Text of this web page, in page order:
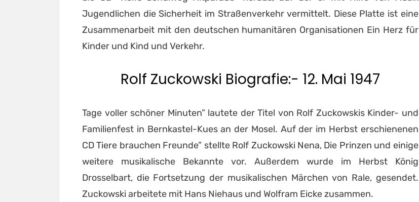
Jugendlichen die Sicherheit im Straßenverkehr vermittelt. Diese Platte ist eine
Zusammenarbeit mit den deutschen humanitären Organisationen Ein Herz für
Kinder und Kind und Verkehr.
Rolf Zuckowski Biografie:- 12. Mai 1947
Tage voller schöner Minuten” lautete der Titel von Rolf Zuckowskis Kinder- und
Familienfest in Bernkastel-Kues an der Mosel. Auf der im Herbst erschienenen
CD Tiere brauchen Freunde” stellte Rolf Zuckowski Nena, Die Prinzen und einige
weitere musikalische Bekannte vor. Außerdem wurde im Herbst König
Drosselbart, die Fortsetzung der musikalischen Märchen von Rale, gesendet.
Zuckowski arbeitete mit Hans Niehaus und Wolfram Eicke zusammen.